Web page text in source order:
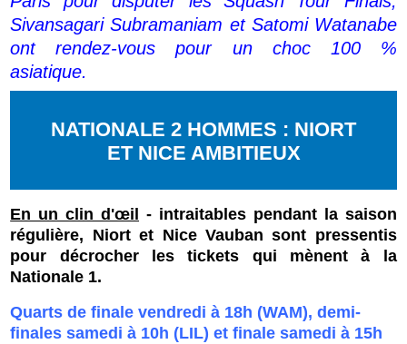
Sivansagari Subramaniam et Satomi Watanabe
ont rendez-vous pour un choc 100 %
asiatique.
NATIONALE 2 HOMMES : NIORT
ET NICE AMBITIEUX
En un clin d'œil
- intraitables pendant la saison
régulière, Niort et Nice Vauban sont pressentis
pour décrocher les tickets qui mènent à la
Nationale 1.
Quarts de finale vendredi à 18h (WAM), demi-
finales samedi à 10h (LIL) et finale samedi à 15h